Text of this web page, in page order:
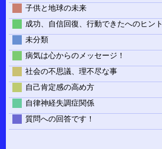
子供と地球の未来
成功、自信回復、行動できたへのヒント
未分類
病気は心からのメッセージ！
社会の不思議、理不尽な事
自己肯定感の高め方
自律神経失調症関係
質問への回答です！